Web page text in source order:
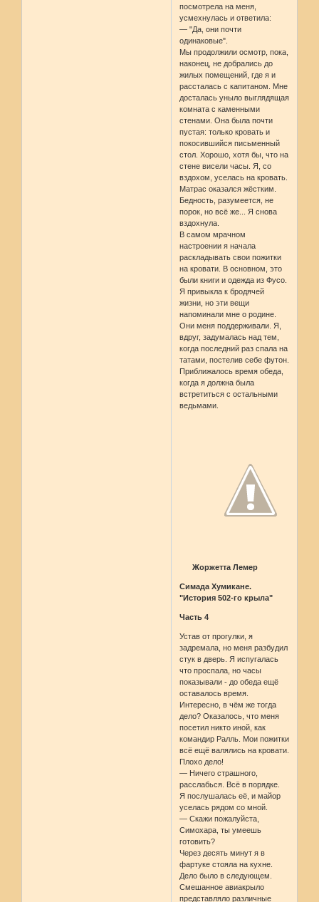
посмотрела на меня,
усмехнулась и ответила:
— "Да, они почти
одинаковые".
Мы продолжили осмотр, пока,
наконец, не добрались до
жилых помещений, где я и
рассталась с капитаном. Мне
досталась уныло выглядящая
комната с каменными
стенами. Она была почти
пустая: только кровать и
покосившийся письменный
стол. Хорошо, хотя бы, что на
стене висели часы. Я, со
вздохом, уселась на кровать.
Матрас оказался жёстким.
Бедность, разумеется, не
порок, но всё же... Я снова
вздохнула.
В самом мрачном
настроении я начала
раскладывать свои пожитки
на кровати. В основном, это
были книги и одежда из Фусо.
Я привыкла к бродячей
жизни, но эти вещи
напоминали мне о родине.
Они меня поддерживали. Я,
вдруг, задумалась над тем,
когда последний раз спала на
татами, постелив себе футон.
Приближалось время обеда,
когда я должна была
встретиться с остальными
ведьмами.
Жоржетта Лемер
Симада Хумикане.
"История 502-го крыла"
Часть 4
Устав от прогулки, я
задремала, но меня разбудил
стук в дверь. Я испугалась
что проспала, но часы
показывали - до обеда ещё
оставалось время.
Интересно, в чём же тогда
дело? Оказалось, что меня
посетил никто иной, как
командир Ралль. Мои пожитки
всё ещё валялись на кровати.
Плохо дело!
— Ничего страшного,
расслабься. Всё в порядке.
Я послушалась её, и майор
уселась рядом со мной.
— Скажи пожалуйста,
Симохара, ты умеешь
готовить?
Через десять минут я в
фартуке стояла на кухне.
Дело было в следующем.
Смешанное авиакрыло
представляло различные